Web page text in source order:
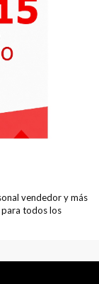
vendedor y más
todos los